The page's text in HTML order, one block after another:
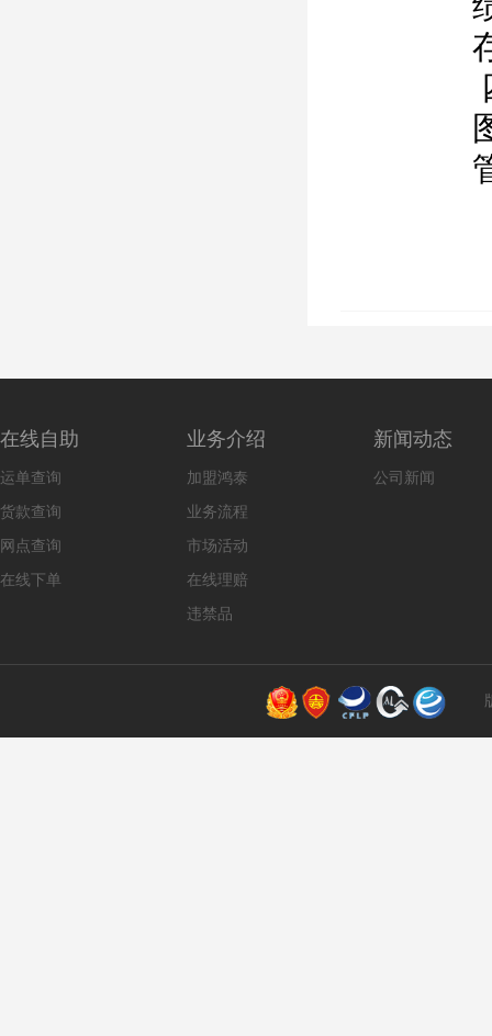
在线自助
运单查询
货款查询
网点查询
在线下单
业务介绍
加盟鸿泰
业务流程
市场活动
在线理赔
违禁品
新闻动态
公司新闻